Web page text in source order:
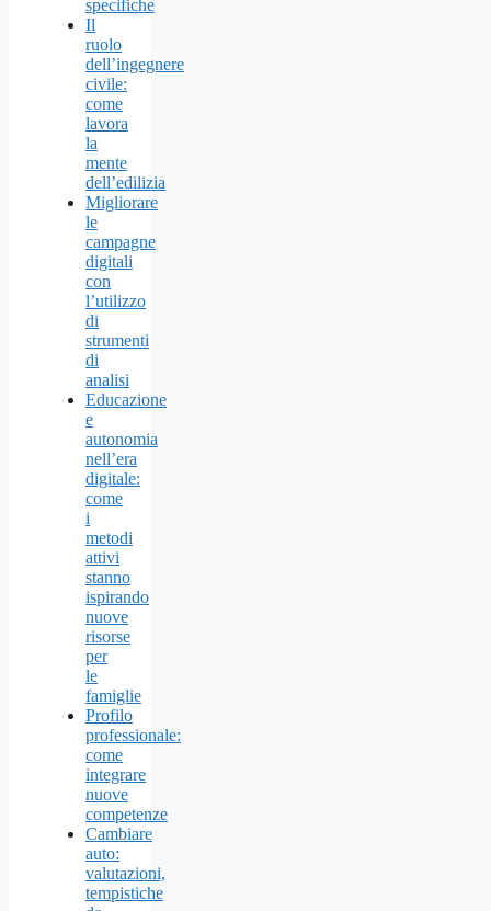
specifiche
Il
ruolo
dell’ingegnere
civile:
come
lavora
la
mente
dell’edilizia
Migliorare
le
campagne
digitali
con
l’utilizzo
di
strumenti
di
analisi
Educazione
e
autonomia
nell’era
digitale:
come
i
metodi
attivi
stanno
ispirando
nuove
risorse
per
le
famiglie
Profilo
professionale:
come
integrare
nuove
competenze
Cambiare
auto:
valutazioni,
tempistiche